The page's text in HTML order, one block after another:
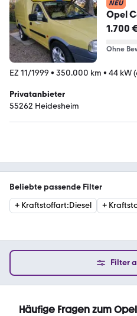
NEU
1.700
Ohne
EZ 11/1999 • 350.000 km • 44 kW
Privatanbieter
55262 Heidesheim
Beliebte passende Filter
+ Kraftstoffart:Diesel +
Filter
Häufige Fragen zum